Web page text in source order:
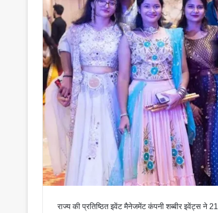
a
i
l
राज्य की प्रतिष्ठित इवेंट मैनेजमेंट कंपनी शब्बीर इवेंट्स ने